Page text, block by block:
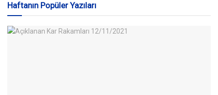
Haftanın Popüler Yazıları